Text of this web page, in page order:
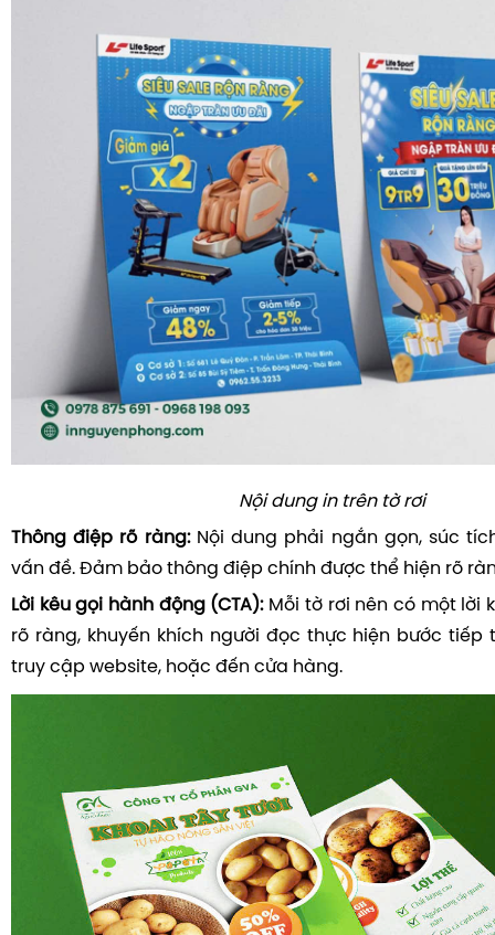
Nội dung in trên tờ rơi
Thông điệp rõ ràng:Nội dung phải ngắn gọn, súc
vấn đề. Đảm bảo thông điệp chính được thể hiện rõ
Lời kêu gọi hành động (CTA):Mỗi tờ rơi nên có một lời
rõ ràng, khuyến khích người đọc thực hiện bước tiếp
truy cập website, hoặc đến cửa hàng.